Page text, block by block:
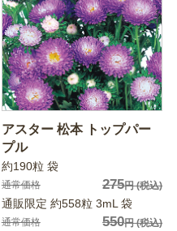
アスター 松本 トップパー
プル
約190粒 袋
通常価格 275円(税込)
通販限定 約558粒 3mL 袋
通常価格 550円(税込)